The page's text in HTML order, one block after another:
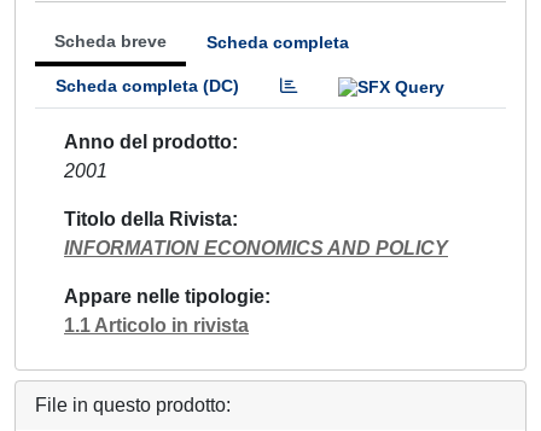
Scheda breve Scheda completa
Scheda completa (DC)
Anno del prodotto
2001
Titolo della Rivista
INFORMATION ECONOMICS AND POLICY
Appare nelle tipologie
1.1 Articolo in rivista
File in questo prodotto: